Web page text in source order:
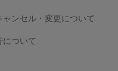
ャンセル・変更について
について